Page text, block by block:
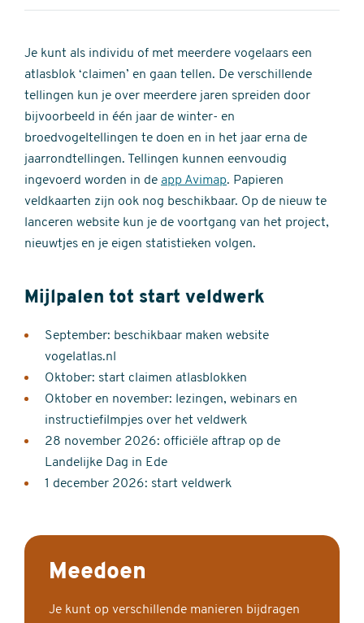
Je kunt als individu of met meerdere vogelaars een
atlasblok ‘claimen’ en gaan tellen. De verschillende
tellingen kun je over meerdere jaren spreiden door
bijvoorbeeld in één jaar de winter- en
broedvogeltellingen te doen en in het jaar erna de
jaarrondtellingen. Tellingen kunnen eenvoudig
ingevoerd worden in de app Avimap. Papieren
veldkaarten zijn ook nog beschikbaar. Op de nieuw te
lanceren website kun je de voortgang van het project,
nieuwtjes en je eigen statistieken volgen.
Mijlpalen tot start veldwerk
September: beschikbaar maken website
vogelatlas.nl
Oktober: start claimen atlasblokken
Oktober en november: lezingen, webinars en
instructiefilmpjes over het veldwerk
28 november 2026: officiële aftrap op de
Landelijke Dag in Ede
1 december 2026: start veldwerk
Meedoen
Je kunt op verschillende manieren bijdragen